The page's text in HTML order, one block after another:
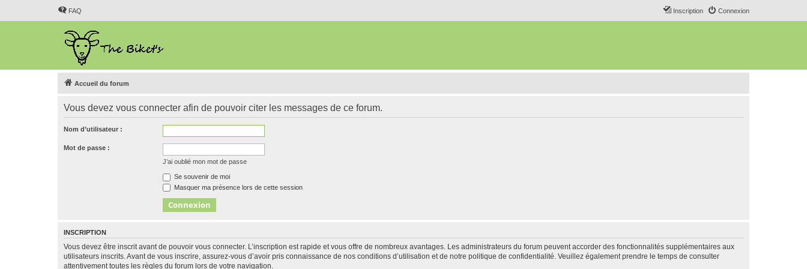
FAQ Connexion
Inscription
Accueil du forum
Vous devez vous connecter afin de pouvoir citer les messages de ce forum.
Nom d’utilisateur :
Mot de passe :
J’ai oublié mon mot de passe
Se souvenir de moi
Masquer ma présence lors de cette session
INSCRIPTION
Vous devez être inscrit avant de pouvoir vous connecter. L’inscription est rapide et vous offre de nombreux avantages. Les administrateurs du forum peuvent accorder des fonctionnalités supplémentaires aux
utilisateurs inscrits. Avant de vous inscrire, assurez-vous d’avoir pris connaissance de nos conditions d’utilisation et de notre politique de confidentialité. Veuillez également prendre le temps de consulter
attentivement toutes les règles du forum lors de votre navigation.